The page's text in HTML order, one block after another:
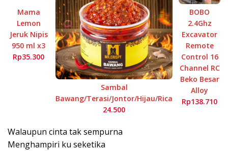
Mama
Lemon
Jeruk Nipis
950 ml x3
Rp35.300
Sambal
Bawang/Terasi/Jontor/Hijau/Rica
24.500
BOBO
2.4Ghz
Excavator
Remote
Control 16
Channel RC
Beko Besar
Alloy
Rp138.710
Walaupun cinta tak sempurna
Menghampiri ku seketika